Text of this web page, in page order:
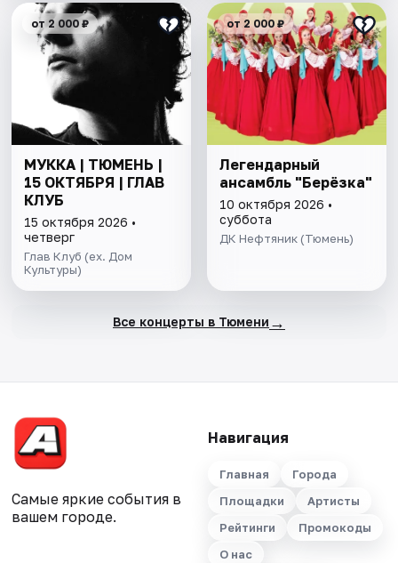
от 2 000 ₽
МУККА | ТЮМЕНЬ |
15 ОКТЯБРЯ | ГЛАВ
КЛУБ
15 октября 2026 •
четверг
Глав Клуб (ex. Дом
Культуры)
от 2 000 ₽
Легендарный
ансамбль "Берёзка"
10 октября 2026 •
суббота
ДК Нефтяник (Тюмень)
Все концерты в Тюмени →
Самые яркие события в
вашем городе.
Навигация
Главная
Города
Площадки
Артисты
Рейтинги
Промокоды
О нас